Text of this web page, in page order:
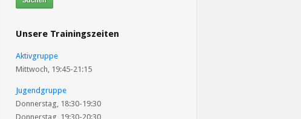
Unsere Trainingszeiten
Aktivgruppe
Mittwoch, 19:45-21:15
Jugendgruppe
Donnerstag, 18:30-19:30
Donnerstag, 19:30-20:30